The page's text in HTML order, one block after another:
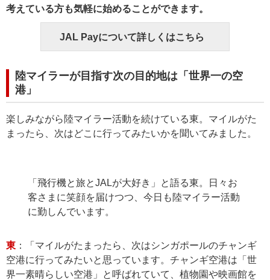
考えている方も気軽に始めることができます。
JAL Payについて詳しくはこちら
陸マイラーが目指す次の目的地は「世界一の空
港」
楽しみながら陸マイラー活動を続けている東。マイルがた
まったら、次はどこに行ってみたいかを聞いてみました。
「飛行機と旅とJALが大好き」と語る東。日々お
客さまに笑顔を届けつつ、今日も陸マイラー活動
に勤しんでいます。
東 ：「マイルがたまったら、次はシンガポールのチャンギ
空港に行ってみたいと思っています。チャンギ空港は「世
界一素晴らしい空港」と呼ばれていて、植物園や映画館を